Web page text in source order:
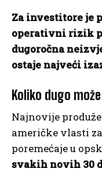
Za investitore je
operativni rizik
dugoročna
ostaje najveći
Koliko dugo
Najnovije
američke vlasti
poremećaje u
svakih novih 30